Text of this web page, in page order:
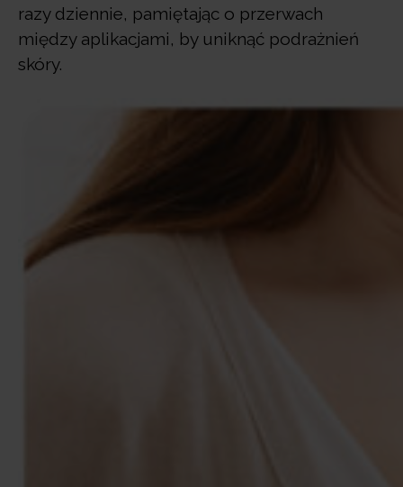
razy dziennie, pamiętając o przerwach
między aplikacjami, by uniknąć podrażnień
skóry.